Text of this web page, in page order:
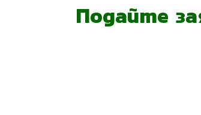
Подайте